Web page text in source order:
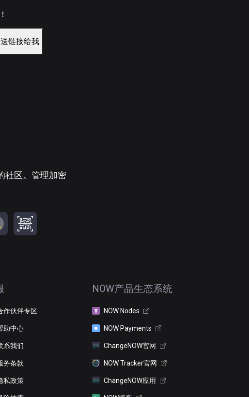
链接给我
社区。管理加密
作伙伴专区
助中心
系我们
务条款
私政策
NOW产品生态系统
NOW Nodes
NOW Payments
ChangeNOW官网
NOW Tracker官网
ChangeNOW应用